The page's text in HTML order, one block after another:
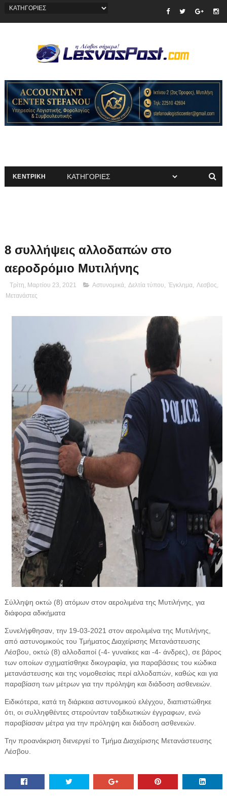
ΚΕΝΤΡΙΚΗ
8 συλλήψεις αλλοδαπών στο
αεροδρόμιο Μυτιλήνης
Τρίτη, Μαρτίου 23, 2021 Αστυνομικά, Δελτία τύπου Έγκλημα, Λεσβος
Μετανάστες
Σύλληψη οκτώ (8) ατόμων στον αερολιμένα της Μυτιλήνης, για
διάφορα αδικήματα
Συνελήφθησαν, την 19-03-2021 στον αερολιμένα της Μυτιλήνης,
από αστυνομικούς του Τμήματος Διαχείρισης Μετανάστευσης
Λέσβου, οκτώ (8) αλλοδαποί (-4- γυναίκες και -4- άνδρες), σε βάρος
των οποίων σχηματίσθηκε δικογραφία, για παραβάσεις του κώδικα
μετανάστευσης και της νομοθεσίας περί αλλοδαπών, καθώς και για
παραβίαση των μέτρων για την πρόληψη και διάδοση ασθενειών.
Ειδικότερα, κατά τη διάρκεια αστυνομικού ελέγχου, διαπιστώθηκε
ότι, οι συλληφθέντες στερούνταν ταξιδιωτικών έγγραφων, ενώ
παραβίασαν μέτρα για την πρόληψη και διάδοση ασθενειών.
Την προανάκριση διενεργεί το Τμήμα Διαχείρισης Μετανάστευσης
Λέσβου.